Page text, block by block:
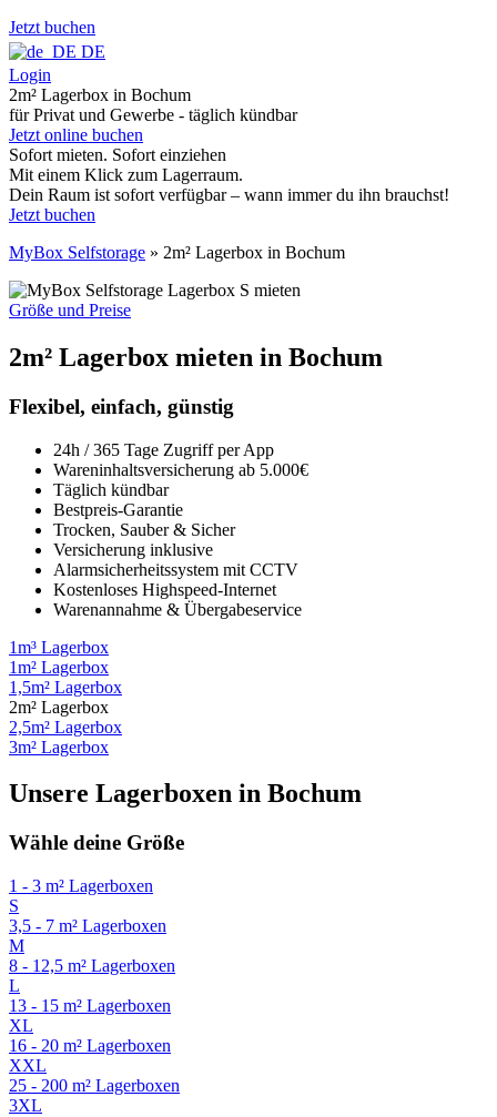
Jetzt buchen
DE
Login
2m² Lagerbox in Bochum
für Privat und Gewerbe - täglich kündbar
Jetzt online buchen
Sofort mieten. Sofort einziehen
Mit einem Klick zum Lagerraum.
Dein Raum ist sofort verfügbar – wann immer du ihn brauchst!
Jetzt buchen
MyBox Selfstorage » 2m² Lagerbox in Bochum
Größe und Preise
2m² Lagerbox mieten in Bochum
Flexibel, einfach, günstig
24h / 365 Tage Zugriff per App
Wareninhaltsversicherung ab 5.000€
Täglich kündbar
Bestpreis-Garantie
Trocken, Sauber & Sicher
Versicherung inklusive
Alarmsicherheitssystem mit CCTV
Kostenloses Highspeed-Internet
Warenannahme & Übergabeservice
1m³ Lagerbox
1m² Lagerbox
1,5m² Lagerbox
2m² Lagerbox
2,5m² Lagerbox
3m² Lagerbox
Unsere Lagerboxen in Bochum
Wähle deine Größe
1 - 3 m² Lagerboxen
S
3,5 - 7 m² Lagerboxen
M
8 - 12,5 m² Lagerboxen
L
13 - 15 m² Lagerboxen
XL
16 - 20 m² Lagerboxen
XXL
25 - 200 m² Lagerboxen
3XL